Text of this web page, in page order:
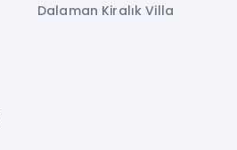
Dalaman Kiralık Villa